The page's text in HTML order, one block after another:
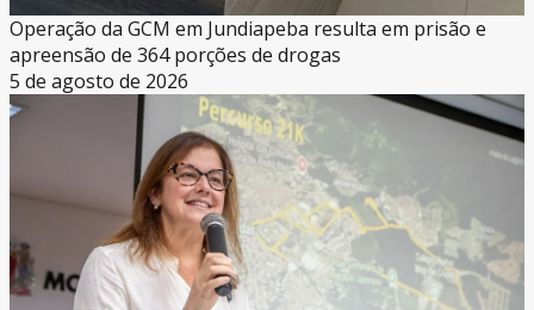
Operação da GCM em Jundiapeba resulta em prisão e
apreensão de 364 porções de drogas
5 de agosto de 2026